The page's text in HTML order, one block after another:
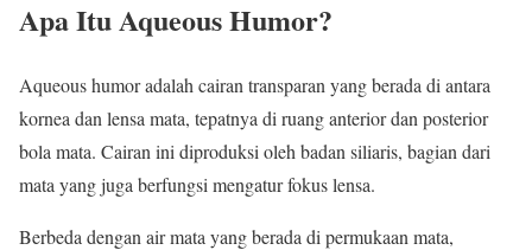
Apa Itu Aqueous Humor?
Aqueous humor adalah cairan transparan yang berada di antara
kornea dan lensa mata, tepatnya di ruang anterior dan posterior
bola mata. Cairan ini diproduksi oleh badan siliaris, bagian dari
mata yang juga berfungsi mengatur fokus lensa.
Berbeda dengan air mata yang berada di permukaan mata,